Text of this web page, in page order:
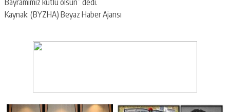
Kaynak: (BYZHA) Beyaz Haber Ajansı